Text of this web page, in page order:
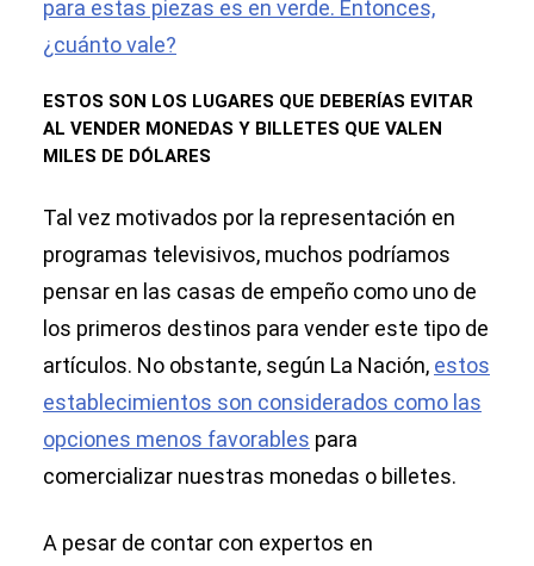
para estas piezas es en verde. Entonces,
¿cuánto vale?
ESTOS SON LOS LUGARES QUE DEBERÍAS EVITAR
AL VENDER MONEDAS Y BILLETES QUE VALEN
MILES DE DÓLARES
Tal vez motivados por la representación en
programas televisivos, muchos podríamos
pensar en las casas de empeño como uno de
los primeros destinos para vender este tipo de
artículos. No obstante, según La Nación, estos
establecimientos son considerados como las
opciones menos favorables para
comercializar nuestras monedas o billetes.
A pesar de contar con expertos en